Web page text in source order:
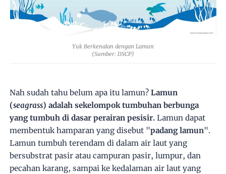
Yuk Berkenalan dengan Lamun
(Sumber: DSCP)
Nah sudah tahu belum apa itu lamun?Lamun
(seagrass) adalah sekelompok tumbuhan berbunga
yang tumbuh di dasar perairan pesisir.Lamun dapat
membentuk hamparan yang disebut "padang lamun".
Lamun tumbuh terendam di dalam air laut yang
bersubstrat pasir atau campuran pasir, lumpur, dan
pecahan karang, sampai ke kedalaman air laut yang